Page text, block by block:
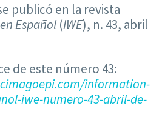
publicó en la revista
Español (IWE), n. 43, abril
de este número 43:
information-
iwe-numero-43-abril-de-